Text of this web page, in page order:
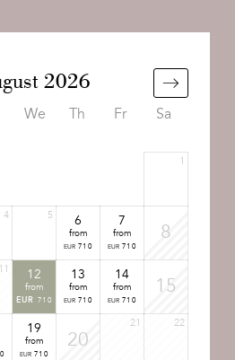
We Th Fr Sa
2026
1
4 5 6
from
EUR 710
7
from
EUR 710
8
11 12
from
EUR 710
13
from
EUR 710
14
from
EUR 710
15
19
from
EUR 710
20
21 22